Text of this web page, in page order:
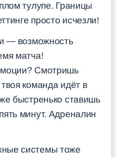
тулупе. Границы
просто исчезли!
— возможность
матча!
Смотришь
команда идёт в
быстренько ставишь
минут. Адреналин
системы тоже